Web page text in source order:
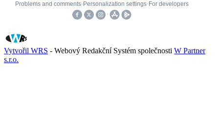
Vytvořil WRS - Webový Redakční Systém společnosti W Partner
s.r.o.